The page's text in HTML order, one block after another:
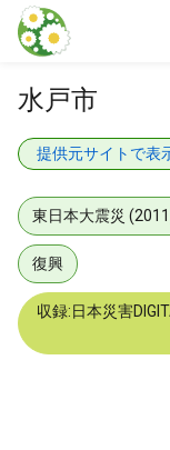
本文に飛ぶ
水戸市
提供元サイトで表
東日本大震災
復興
収録:日本災害